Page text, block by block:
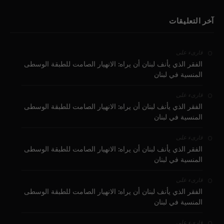
آخر التعليقات
قارىء على
الفقر الذي يأنف لبنان أن يراه: الانهيار الصامت للطبقة الوسطى
المنسية في لبنان
قارىء على
الفقر الذي يأنف لبنان أن يراه: الانهيار الصامت للطبقة الوسطى
المنسية في لبنان
قارىء على
الفقر الذي يأنف لبنان أن يراه: الانهيار الصامت للطبقة الوسطى
المنسية في لبنان
قارىء على
الفقر الذي يأنف لبنان أن يراه: الانهيار الصامت للطبقة الوسطى
المنسية في لبنان
قارىء على